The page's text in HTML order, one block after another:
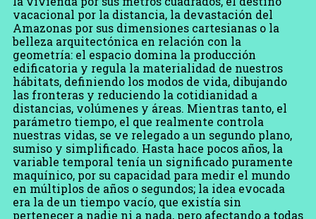
vacacional por la distancia, la devastación del
Amazonas por sus dimensiones cartesianas o la
belleza arquitectónica en relación con la
geometría: el espacio domina la producción
edificatoria y regula la materialidad de nuestros
hábitats, definiendo los modos de vida, dibujando
las fronteras y reduciendo la cotidianidad a
distancias, volúmenes y áreas. Mientras tanto, el
parámetro tiempo, el que realmente controla
nuestras vidas, se ve relegado a un segundo plano,
sumiso y simplificado. Hasta hace pocos años, la
variable temporal tenía un significado puramente
maquínico, por su capacidad para medir el mundo
en múltiplos de años o segundos; la idea evocada
era la de un tiempo vacío, que existía sin
pertenecer a nadie ni a nada, pero afectando a todas